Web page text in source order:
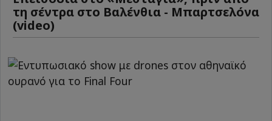
τη σέντρα στο Βαλένθια - Μπαρτσελόνα
(video)